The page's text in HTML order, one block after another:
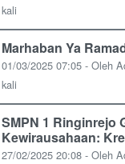
kali
Marhaban Ya
01/03/2025 07:05 - Oleh
kali
SMPN 1 Ringinrejo
Kewirausahaan:
27/02/2025 20:08 - Oleh